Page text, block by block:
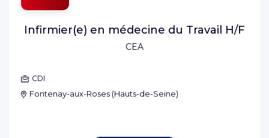
CEA
Infirmier(e) en médecine du Travail H/F
CDI
Fontenay-aux-Roses (Hauts-de-Seine)